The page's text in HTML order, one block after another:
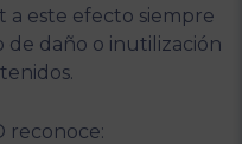
este efecto siempre
daño o inutilización
reconoce: